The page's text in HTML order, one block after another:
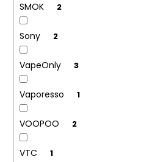
SMOK 2
Sony 2
VapeOnly 3
Vaporesso 1
VOOPOO 2
VTC 1